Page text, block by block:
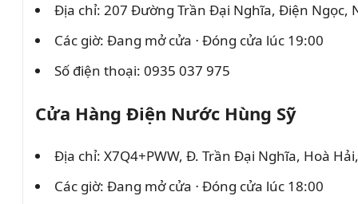
Địa chỉ: 207 Đường Trần Đại Nghĩa, Điện Ngọc,
Các giờ: Đang mở cửa ⋅ Đóng cửa lúc 19:00
Số điện thoại: 0935 037 975
Cửa Hàng Điện Nước Hùng Sỹ
Địa chỉ: X7Q4+PWW, Đ. Trần Đại Nghĩa, Hoà
Các giờ: Đang mở cửa ⋅ Đóng cửa lúc 18:00